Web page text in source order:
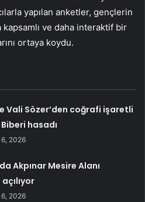
yapılan anketler, gençlerin
ve daha interaktif bir
ortaya koydu.
Vali Sözer’den coğrafi işaretli
hasadı
2026
Akpınar Mesire Alanı
2026